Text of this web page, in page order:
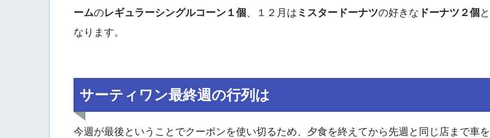
ームのレギュラーシングルコーン１個 、１２月は ミスタードーナツの好きな ドーナツ２個 と
なります。
サーティワン最終週の行列は
今週が最後ということでクーポンを使い切るため、夕食を終えてから先週と同じ店まで車を